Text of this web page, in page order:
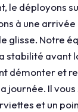
le déployons
à une
glisse. Notre
stabilité avant
démonter et
journée. Il
et un